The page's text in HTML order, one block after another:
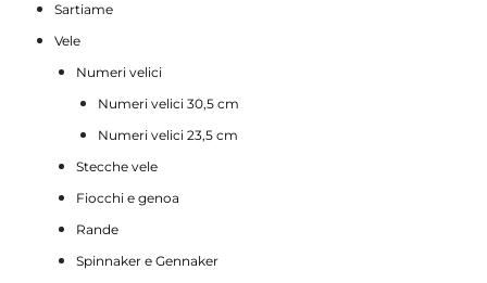
Sartiame
Vele
Numeri velici
Numeri velici 30,5 cm
Numeri velici 23,5 cm
Stecche vele
Fiocchi e genoa
Rande
Spinnaker e Gennaker